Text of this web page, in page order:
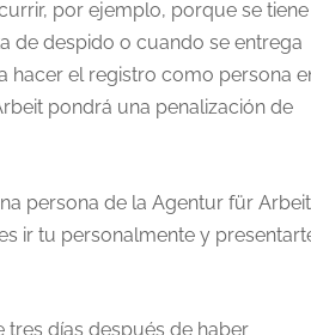
por ejemplo, porque se tiene
de despido o cuando se entrega
hacer el registro como persona
pondrá una penalización de
persona de la Agentur für
ir tu personalmente y
tres días después de haber